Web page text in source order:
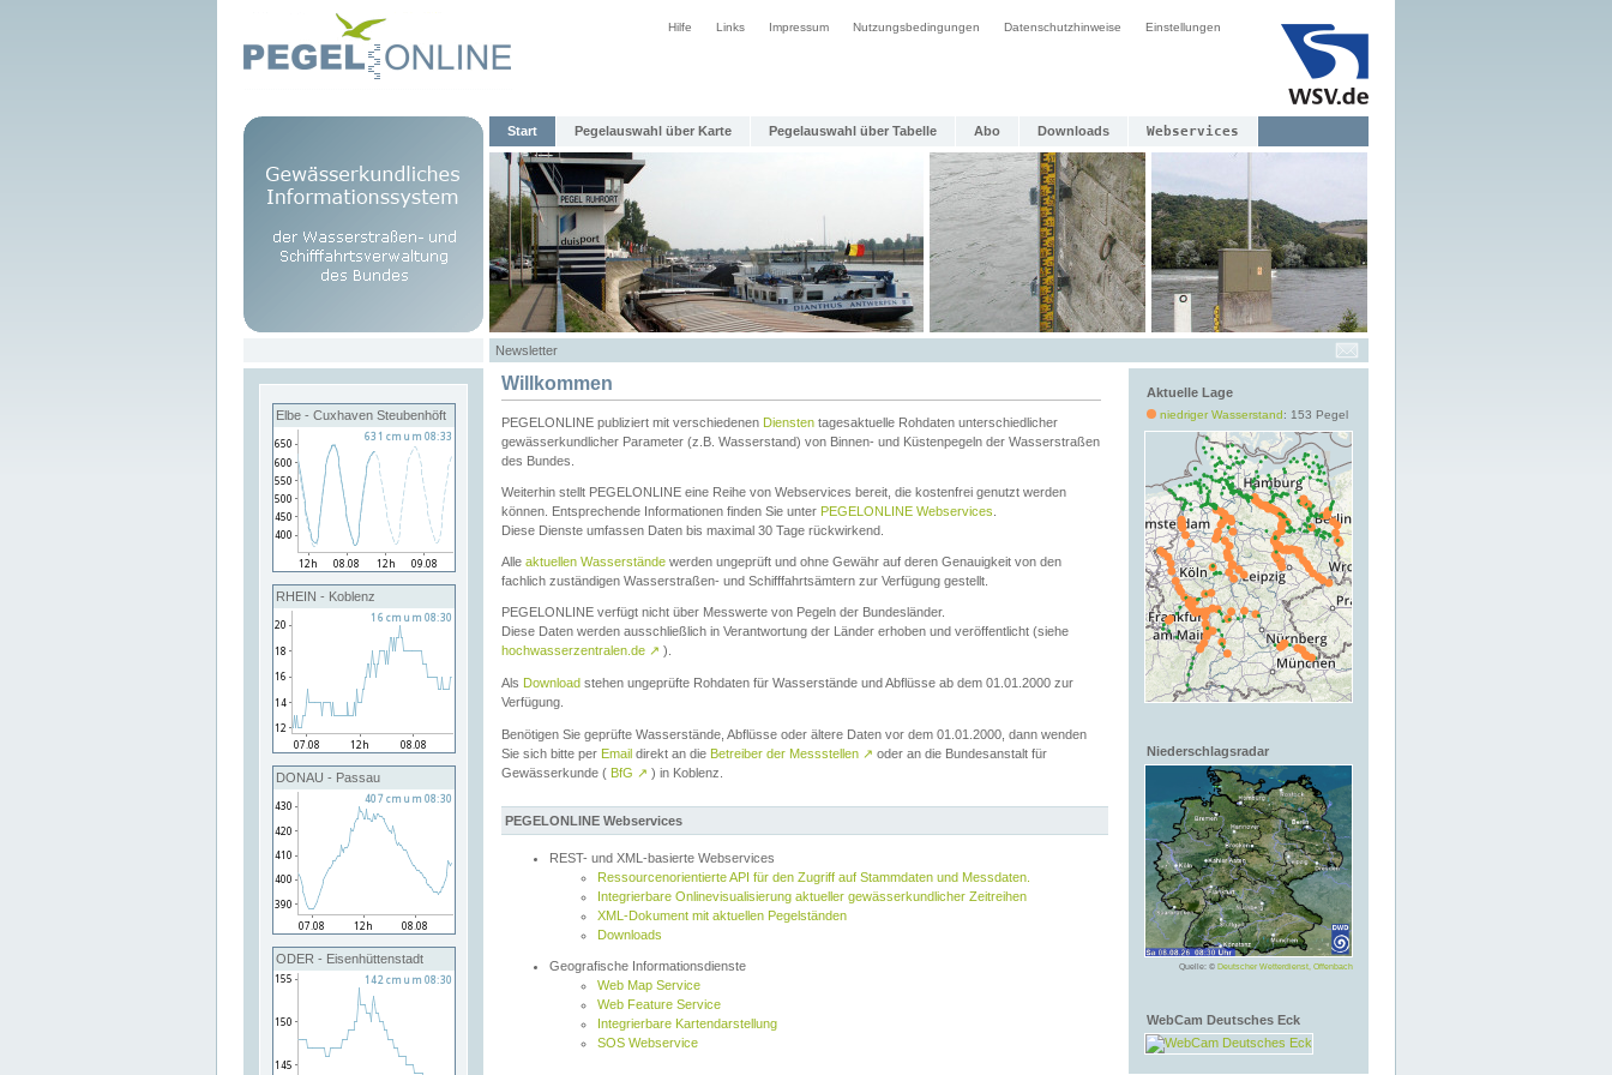
Hilfe Links Impressum Nutzungsbedingungen Datenschutzhinweise Einstellungen
Start Pegelauswahl über Karte Pegelauswahl über Tabelle Abo Downloads Webservices
Newsletter
Elbe - Cuxhaven Steubenhöft
RHEIN - Koblenz
DONAU - Passau
ODER - Eisenhüttenstadt
Aktuelle Lage
niedriger Wasserstand: 153 Pegel
Niederschlagsradar
Quelle: © Deutscher Wetterdienst, Offenbach
WebCam Deutsches Eck
Willkommen
PEGELONLINE publiziert mit verschiedenen Diensten tagesaktuelle Rohdaten unterschiedlicher
gewässerkundlicher Parameter (z.B. Wasserstand) von Binnen- und Küstenpegeln der Wasserstraßen
des Bundes.
Weiterhin stellt PEGELONLINE eine Reihe von Webservices bereit, die kostenfrei genutzt werden
können. Entsprechende Informationen finden Sie unter PEGELONLINE Webservices
Diese Dienste umfassen Daten bis maximal 30 Tage rückwirkend.
Alle aktuellen Wasserstände werden ungeprüft und ohne Gewähr auf deren Genauigkeit von den
fachlich zuständigen Wasserstraßen- und Schifffahrtsämtern zur Verfügung gestellt.
PEGELONLINE verfügt nicht über Messwerte von Pegeln der Bundesländer.
Diese Daten werden ausschließlich in Verantwortung der Länder erhoben und veröffentlicht (siehe
hochwasserzentralen.de ↗ ).
Als Download stehen ungeprüfte Rohdaten für Wasserstände und Abflüsse ab dem 01.01.2000 zur
Verfügung.
Benötigen Sie geprüfte Wasserstände, Abflüsse oder ältere Daten vor dem 01.01.2000, dann wenden
Sie sich bitte per Email direkt an die Betreiber der Messstellen ↗ oder an die Bundesanstalt für
Gewässerkunde ( BfG ↗ ) in Koblenz.
PEGELONLINE Webservices
REST- und XML-basierte Webservices
Ressourcenorientierte API für den Zugriff auf Stammdaten und Messdaten.
Integrierbare Onlinevisualisierung aktueller gewässerkundlicher Zeitreihen
XML-Dokument mit aktuellen Pegelständen
Downloads
Geografische Informationsdienste
Web Map Service
Web Feature Service
Integrierbare Kartendarstellung
SOS Webservice